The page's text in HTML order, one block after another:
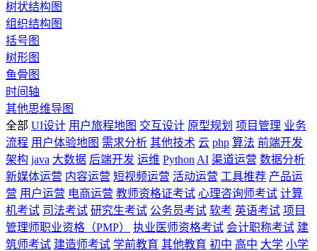
树状结构图
组织结构图
括号图
树形图
鱼骨图
时间轴
其他思维导图
全部 UI设计 用户旅程地图 交互设计 原型规划 项目管理 业务
流程 用户体验地图 需求分析 其他技术 云 php 算法 前端开发
架构 java 大数据 后端开发 运维 Python AI 渠道运营 数据分析
新媒体运营 内容运营 短视频运营 活动运营 工具推荐 产品运
营 用户运营 电商运营 教师资格证考试 心理咨询师考试 计算
机考试 司法考试 研究生考试 公务员考试 软考 英语考试 项目
管理师职业资格（PMP）
执业医师资格考试 会计职称考试 建
筑师考试 建造师考试 学前教育 其他教育 初中 高中 大学 小学